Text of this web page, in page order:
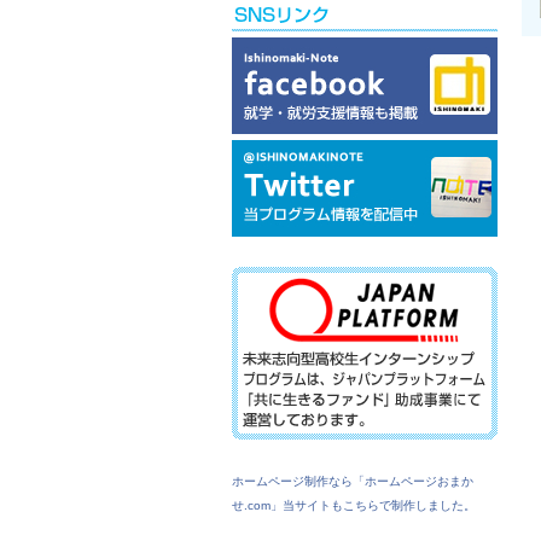
ホームページ制作なら「ホームページおまか
せ.com」当サイトもこちらで制作しました。